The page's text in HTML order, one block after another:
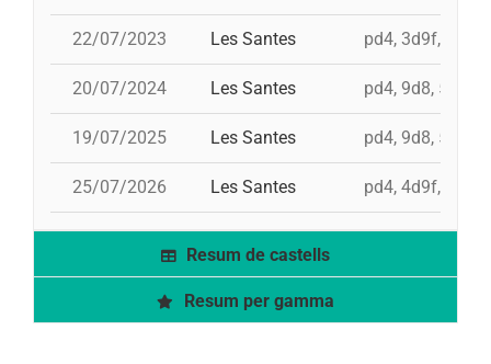
22/07/2023 Les Santes pd4, 3d9f,
20/07/2024 Les Santes pd4, 9d8, 5d9f,
19/07/2025 Les Santes pd4, 9d8, 5d9f,
25/07/2026 Les Santes pd4, 4d9f,
Resum de castells
Resum per gamma